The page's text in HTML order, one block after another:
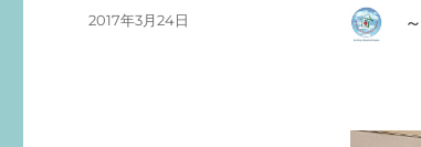
～
投
2017年3月24日